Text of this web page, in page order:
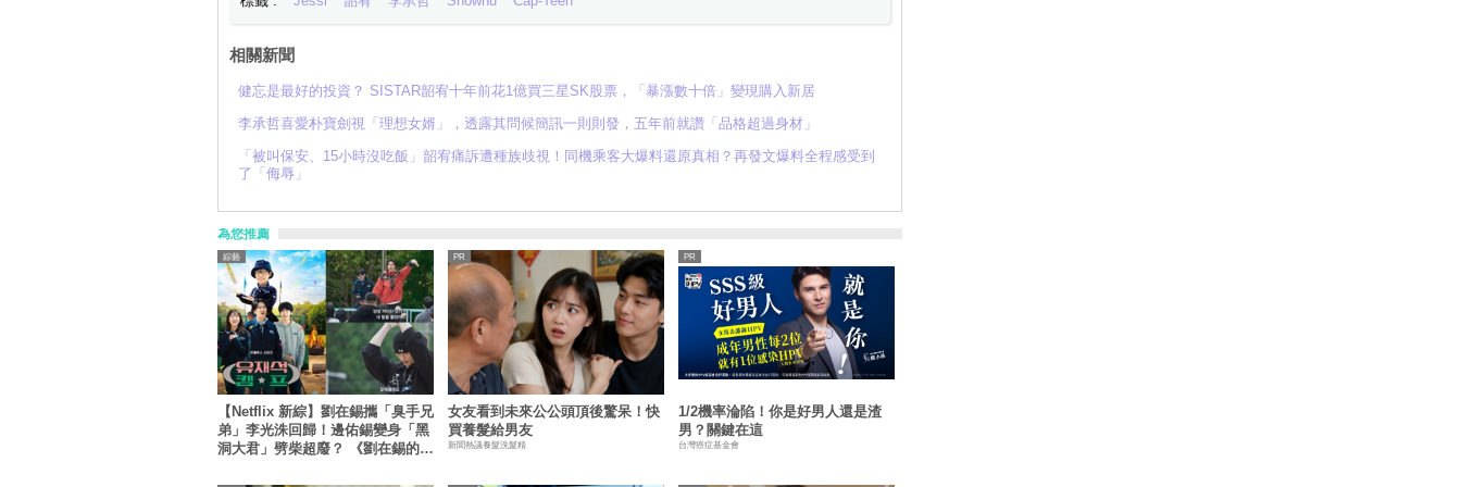
相關新聞
健忘是最好的投資？ SISTAR韶宥十年前花1億買三星SK股票，「暴漲數十倍」變現購入新居
李承哲喜愛朴寶劍視「理想女婿」，透露其問候簡訊一則則發，五年前就讚「品格超過身材」
「被叫保安、15小時沒吃飯」韶宥痛訴遭種族歧視！同機乘客大爆料還原真相？再發文爆料全程感受到
了「侮辱」
為您推薦
【Netflix 新綜】劉在錫攜「臭手兄
弟」李光洙回歸！邊佑錫變身「黑
洞大君」劈柴超廢？ 《劉在錫的民
綜藝
女友看到未來公公頭頂後驚呆！快
買養髮給男友
新聞熱議養髮洗髮精
1/2機率淪陷！你是好男人還是渣
男？關鍵在這
台灣癌症基金會